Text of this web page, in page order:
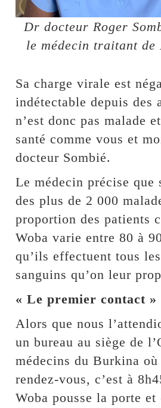
⁠⁠Dr docteur Roger
le médecin traitant de
Sa charge virale est
indétectable depuis des
n’est donc pas malade
santé comme vous et
docteur Sombié.
Le médecin précise que
des plus de 2 000
proportion des patients
Woba varie entre 80 à
qu’ils effectuent tous
sanguins qu’on leur
« Le premier contact »
Alors que nous
un bureau au siège de
médecins du Burkina
rendez-vous, c’est à
Woba pousse la porte et